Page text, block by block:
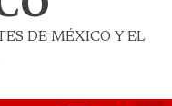
DE MÉXICO Y EL